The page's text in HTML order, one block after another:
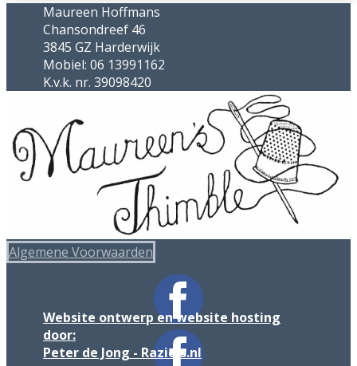
Maureen Hoffmans
Chansondreef 46
3845 GZ Harderwijk
Mobiel: 06 13991162
K.v.k. nr. 39098420
Algemene Voorwaarden
Website ontwerp en website hosting
door:
Peter de Jong - Raziels.nl